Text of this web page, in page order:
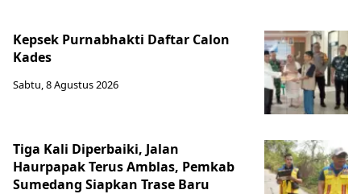
Kepsek Purnabhakti Daftar Calon
Kades
Sabtu, 8 Agustus 2026
Tiga Kali Diperbaiki, Jalan
Haurpapak Terus Amblas, Pemkab
Sumedang Siapkan Trase Baru